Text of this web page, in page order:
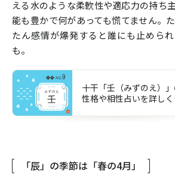
える水のような柔軟性や適応力の持ち
能も豊かで何があっても慌てません。
たん感情が爆発すると誰にも止めら
も。
十干「壬（みずのえ）
性格や相性占いを詳し
「辰」の季節は「春の4月」